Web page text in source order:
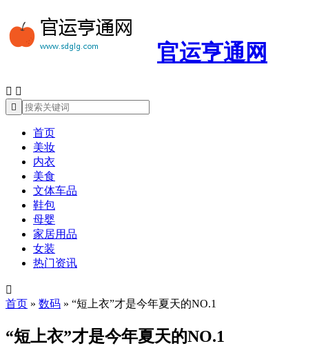
官运亨通网
 

首页
美妆
内衣
美食
文体车品
鞋包
母婴
家居用品
女装
热门资讯

首页 » 数码 » “短上衣”才是今年夏天的NO.1
“短上衣”才是今年夏天的NO.1